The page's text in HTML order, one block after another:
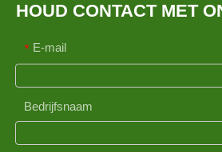
HOUD CONTACT MET
* E-mail
Bedrijfsnaam